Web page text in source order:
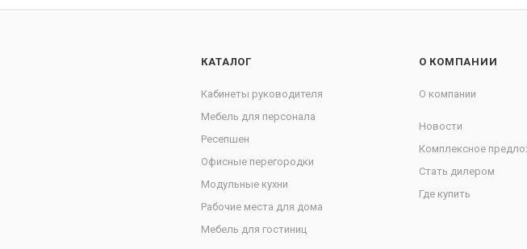
КАТАЛОГ
Кабинеты руководителя
Мебель для персонала
Ресепшен
Офисные перегородки
Модульные кухни
Рабочие места для дома
Мебель для гостиниц
О КОМПАНИИ
О компании
Новости
Комплексное
Стать дилером
Где купить